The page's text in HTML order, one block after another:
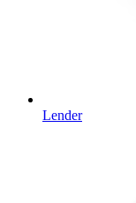
Lender